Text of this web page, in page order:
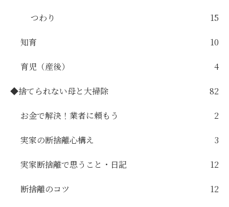
つわり 15
知育 10
育児（産後） 4
◆捨てられない母と大掃除 82
お金で解決！業者に頼もう 2
実家の断捨離心構え 3
実家断捨離で思うこと・日記 12
断捨離のコツ 12